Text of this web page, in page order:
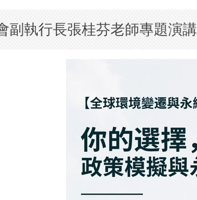
副執行長張桂芬老師專題演講